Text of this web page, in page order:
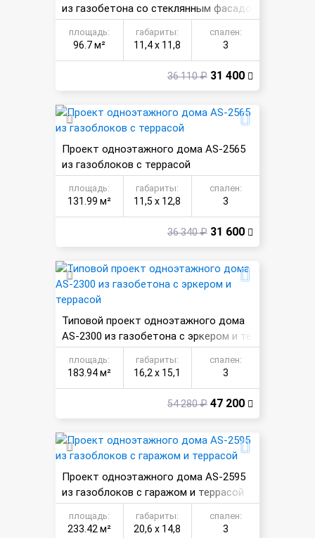
из газобетона со стеклянным фасадо
м и 4 комнатами
площадь:
96.7 м²
габариты:
11,4 х 11,8
спален:
3
36 110 ₽ 31 400
Проект одноэтажного дома AS-2565
из газоблоков с террасой
площадь:
131.99 м²
габариты:
11,5 х 12,8
спален:
3
36 340 ₽ 31 600
Типовой проект одноэтажного дома
AS-2300 из газобетона с эркером и те
ррасой
площадь:
183.94 м²
габариты:
16,2 х 15,1
спален:
3
54 280 ₽ 47 200
Проект одноэтажного дома AS-2595
из газоблоков с гаражом и террасой
площадь:
233.42 м²
габариты:
20,6 х 14,8
спален:
3